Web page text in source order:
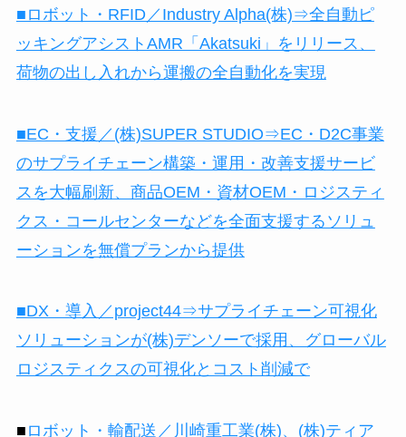
■ロボット・RFID／Industry Alpha(株)⇒全自動ピ
ッキングアシストAMR「Akatsuki」をリリース、
荷物の出し入れから運搬の全自動化を実現
■EC・支援／(株)SUPER STUDIO⇒EC・D2C事業
のサプライチェーン構築・運用・改善支援サービ
スを大幅刷新、商品OEM・資材OEM・ロジスティ
クス・コールセンターなどを全面支援するソリュ
ーションを無償プランから提供
■DX・導入／project44⇒サプライチェーン可視化
ソリューションが(株)デンソーで採用、グローバル
ロジスティクスの可視化とコスト削減で
■ ロボット・輸配送／川崎重工業(株)、(株)ティア